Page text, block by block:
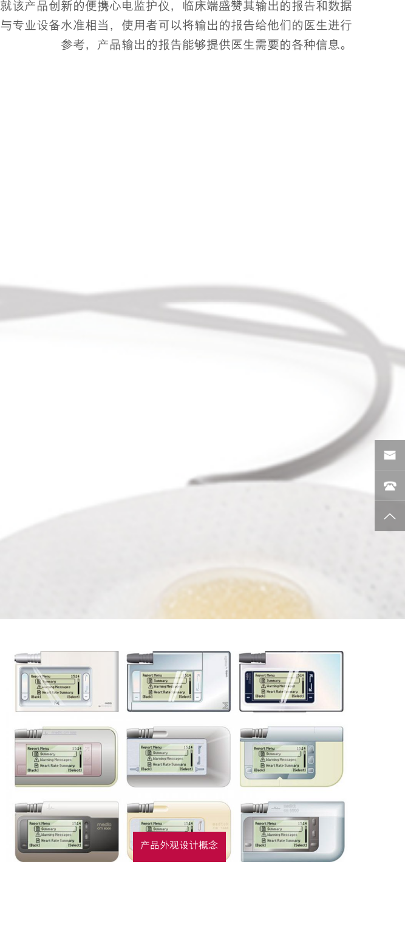
就该产品创新的便携心电监护仪，临床端盛赞其输出的报告和数据
与专业设备水准相当，使用者可以将输出的报告给他们的医生进行
参考，产品输出的报告能够提供医生需要的各种信息。
产品外观设计概念